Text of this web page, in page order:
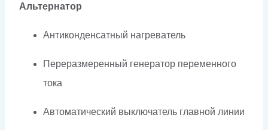
Альтернатор
Антиконденсатный нагреватель
Переразмеренный генератор переменного
тока
Автоматический выключатель главной линии